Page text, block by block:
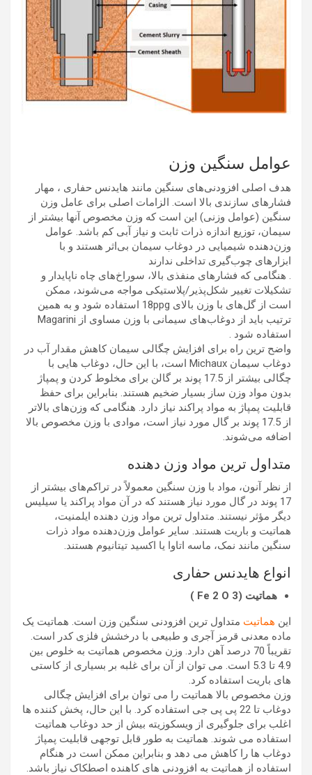
عوامل سنگین وزن
هدف اصلی افزودنی‌های سنگین مانند هایدنس حفاری ، مهار
فشارهای سازندی بالا است. الزامات اصلی برای عامل وزن
سنگین (عوامل وزنی) این است که وزن مخصوص آنها بیشتر از
سیمان، توزیع اندازه ذرات ثابت و نیاز آبی کم باشد. عوامل
وزن‌دهنده شیمیایی در دوغاب سیمان بی‌اثر هستند و با
ابزارهای چوب‌گیری تداخلی ندارند
. هنگامی که فشارهای منفذی بالا، سوراخ‌های چاه ناپایدار و
تشکیلات تغییر شکل‌پذیر/پلاستیکی مواجه می‌شوند، ممکن
است از گل‌های با وزن بالای 18ppg استفاده شود و به همین
ترتیب باید از دوغاب‌های سیمانی با وزن مساوی از Magarini
استفاده شود .
واضح ترین راه برای افزایش چگالی سیمان کاهش مقدار آب در
دوغاب سیمان Michaux است، با این حال، دوغاب هایی با
چگالی بیشتر از 17.5 پوند بر گالن برای مخلوط کردن و پمپاژ
بدون مواد وزن ساز بسیار ضخیم هستند. بنابراین برای حفظ
قابلیت پمپاژ به مواد پراکند نیاز دارد. هنگامی که وزن‌های بالاتر
از 17.5 پوند بر گال مورد نیاز است، موادی با وزن مخصوص بالا
اضافه می‌شوند.
متداول ترین مواد وزن دهنده
از نظر آنون، مواد با وزن سنگین معمولاً در تراکم‌های بیشتر از
17 پوند در گال مورد نیاز هستند که در آن مواد پراکند یا سیلیس
دیگر مؤثر نیستند. متداول ترین مواد وزن دهنده ایلمنیت،
هماتیت و باریت هستند. سایر عوامل وزن‌دهنده مواد ذرات
سنگین مانند نمک، ماسه اتاوا یا اکسید تیتانیوم هستند.
انواع هایدنس حفاری
هماتیت (Fe 2 O 3 )
این هماتیت متداول ترین افزودنی سنگین وزن است. هماتیت یک
ماده معدنی قرمز آجری و طبیعی با درخشش فلزی کدر است.
تقریباً 70 درصد آهن دارد. وزن مخصوص هماتیت به خلوص بین
4.9 تا 5.3 است. می توان از آن برای غلبه بر بسیاری از کاستی
های باریت استفاده کرد.
وزن مخصوص بالا هماتیت را می توان برای افزایش چگالی
دوغاب تا 22 پی پی جی استفاده کرد. با این حال، پخش کننده ها
اغلب برای جلوگیری از ویسکوزیته بیش از حد دوغاب هماتیت
استفاده می شوند. هماتیت به طور قابل توجهی قابلیت پمپاژ
دوغاب ها را کاهش می دهد و بنابراین ممکن است در هنگام
استفاده از هماتیت به افزودنی های کاهنده اصطکاک نیاز باشد.